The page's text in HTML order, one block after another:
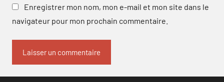
Enregistrer mon nom, mon e-mail et mon site dans le
navigateur pour mon prochain commentaire.